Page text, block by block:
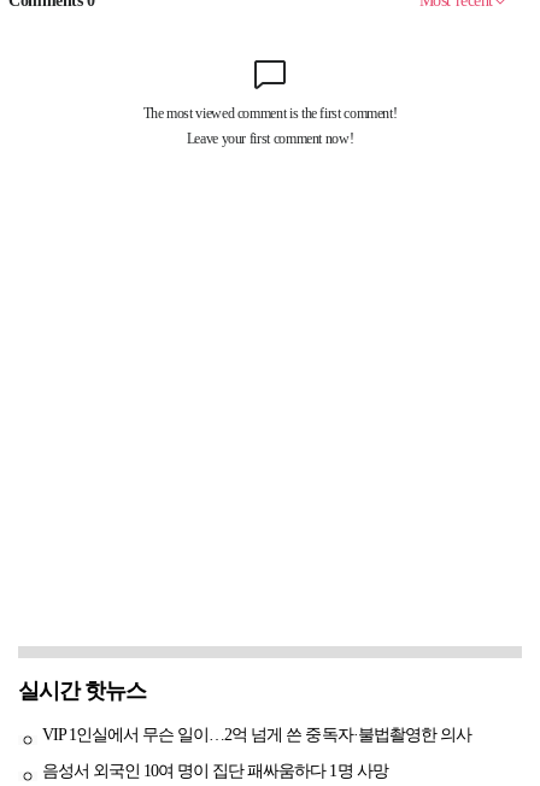
실시간 핫뉴스
VIP 1인실에서 무슨 일이…2억 넘게 쓴 중독자·불법촬영한 의사
음성서 외국인 10여 명이 집단 패싸움하다 1명 사망